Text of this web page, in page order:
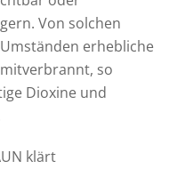
Von solchen
erhebliche
mitverbrannt, so
Dioxine und
klärt